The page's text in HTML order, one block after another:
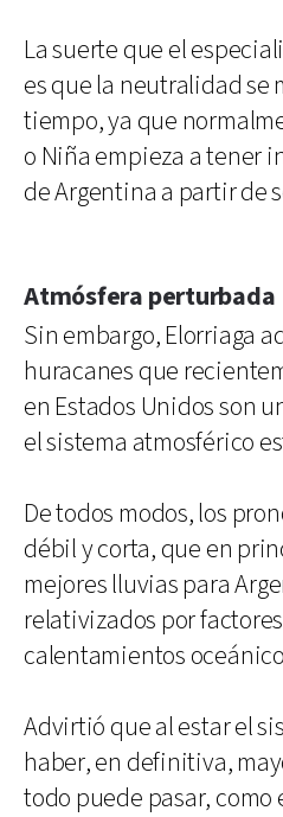
La suerte que el
es que la neutralidad se
tiempo, ya que
o Niña empieza a tener
de Argentina a partir de
Atmósfera perturbada
Sin embargo, Elorriaga
huracanes que
en Estados Unidos son
el sistema atmosférico
De todos modos, los
débil y corta, que en
mejores lluvias para
relativizados por
calentamientos
Advirtió que al estar el
haber, en definitiva,
todo puede pasar, como